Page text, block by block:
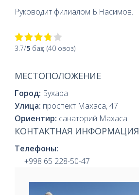
Руководит филиалом Б.Насимов.
3.7/5 баҳо (40 овоз)
МЕСТОПОЛОЖЕНИЕ
Город: Бухара
Улица: проспект Махаса, 47
Ориентир: санаторий Махаса
КОНТАКТНАЯ ИНФОРМАЦИЯ
Телефоны:
+998 65 228-50-47